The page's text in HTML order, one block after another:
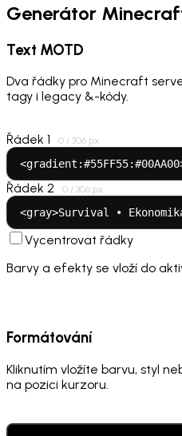
Generátor
Text MOTD
Dva řádky pro Minecraft
tagy i legacy &-kódy.
Řádek 1
0 / 306 px
Řádek 2 0 / 306 px
Vycentrovat řádky
Barvy a efekty se vloží do
Formátování
Kliknutím vložíte barvu, styl
na pozici kurzoru.